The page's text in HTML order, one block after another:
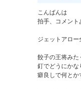
こんばんは
拍手、コメント
ジェットアロ
餃子の王将みた
釘でどうにかな
癖良しで何とか